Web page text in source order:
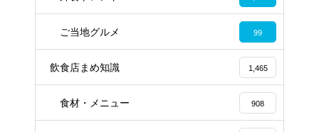
ご当地グルメ 99
飲食店まめ知識 1,465
食材・メニュー 908